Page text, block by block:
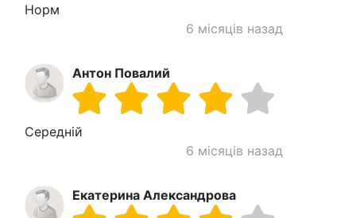
Норм
6 місяців назад
Антон Повалий
Середній
6 місяців назад
Екатерина Александрова